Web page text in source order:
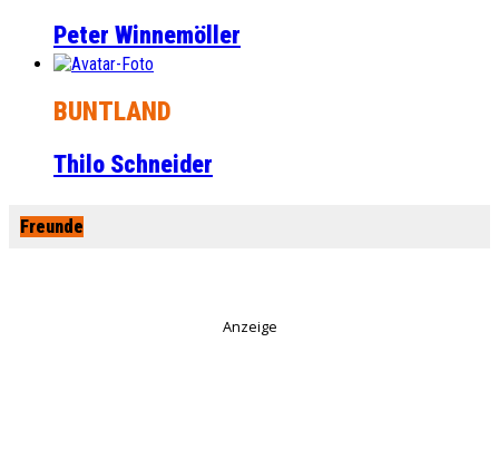
Peter Winnemöller
BUNTLAND
Thilo Schneider
Freunde
Anzeige